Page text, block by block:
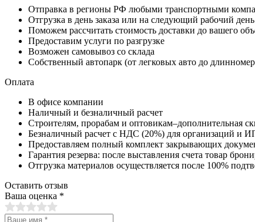
Отправка в регионы РФ любыми транспортными
Отгрузка в день заказа или на следующий рабочий
Поможем рассчитать стоимость доставки до вашего
Предоставим услуги по разгрузке
Возможен самовывоз со склада
Собственный автопарк (от легковых авто до
Оплата
В офисе компании
Наличный и безналичный расчет
Строителям, прорабам и оптовикам–дополнительная
Безналичный расчет с НДС (20%) для организаций и
Предоставляем полный комплект закрывающих
Гарантия резерва: после выставления счета товар
Отгрузка материалов осуществляется после 100%
Оставить отзыв
Ваша оценка *